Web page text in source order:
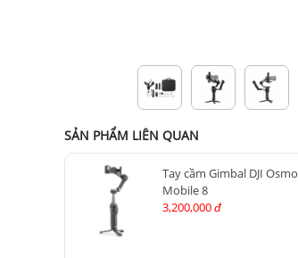
SẢN PHẨM LIÊN QUAN
Tay cầm Gimbal DJI Osmo
Mobile 8
3,200,000 đ